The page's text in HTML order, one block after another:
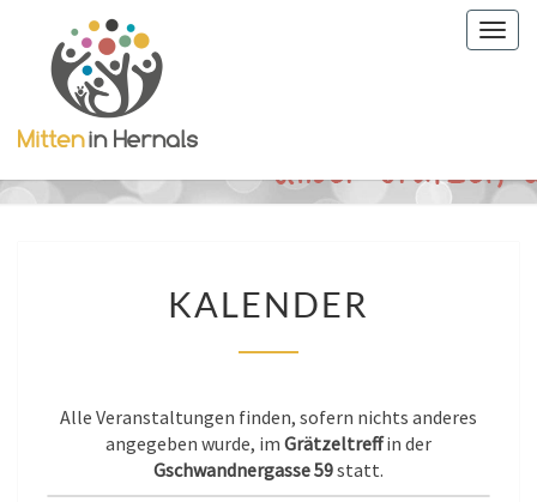
KALENDER
Alle Veranstaltungen finden, sofern nichts anderes
angegeben wurde, im Grätzeltreffin der
Gschwandnergasse 59statt.